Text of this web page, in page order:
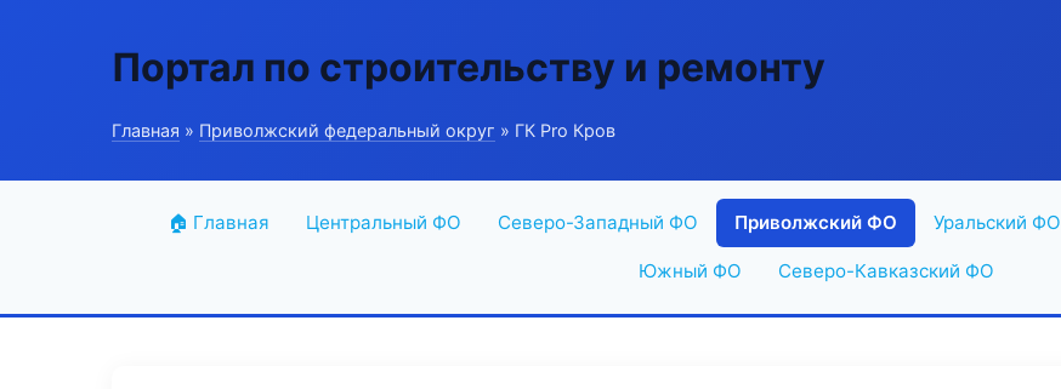
Портал по строительству и ремонту
Главная » Приволжский федеральный округ » ГК Pro Кров
🏠 Главная Центральный ФО Северо-Западный ФО Приволжский ФО Уральский ФО
Южный ФО Северо-Кавказский ФО